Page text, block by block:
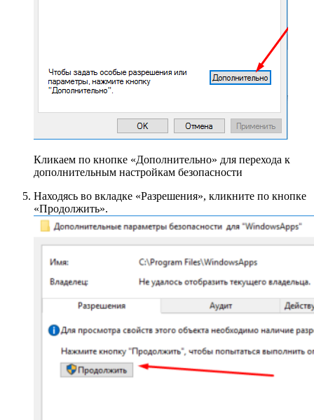
Кликаем по кнопке «Дополнительно» для перехода к
дополнительным настройкам безопасности
Находясь во вкладке «Разрешения», кликните по кнопке
«Продолжить».